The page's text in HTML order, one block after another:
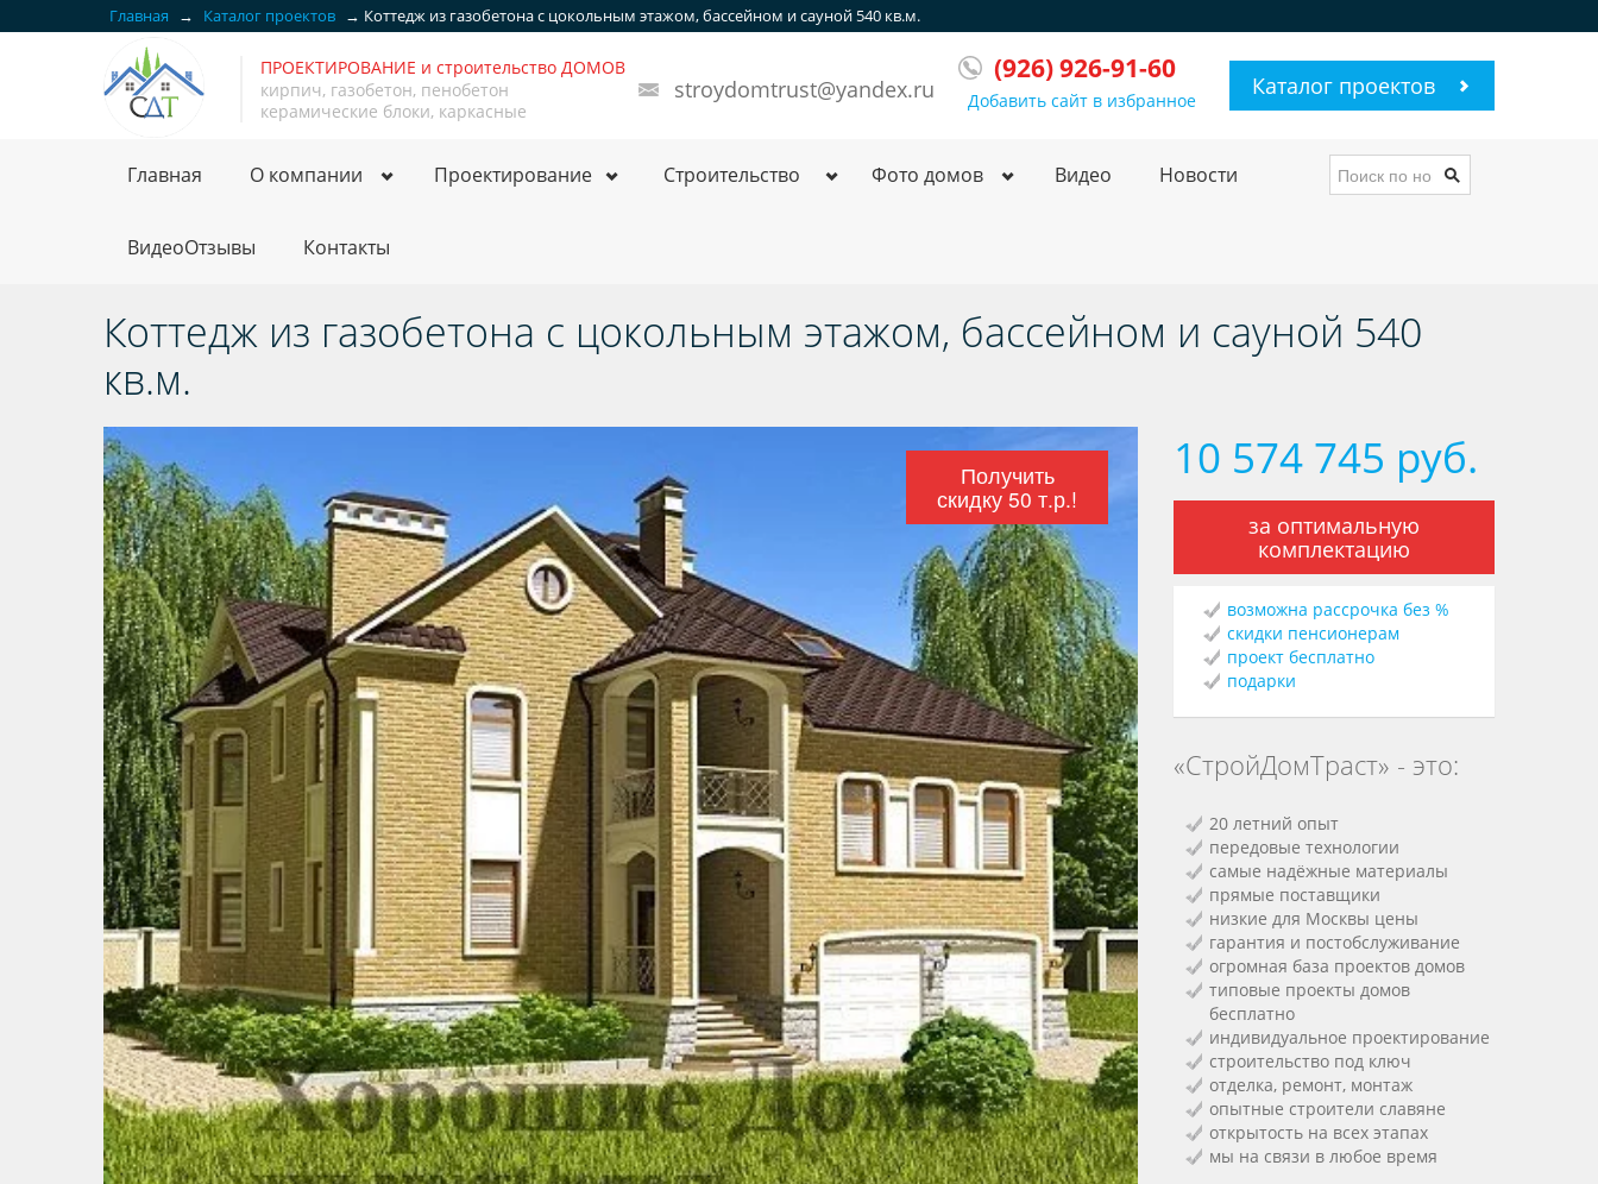
Главная → Каталог проектов → Коттедж из газобетона с цокольным этажом, бассейном и сауной 540 кв.м.
ПРОЕКТИРОВАНИЕ и строительство ДОМОВ
кирпич, газобетон, пенобетон
керамические блоки, каркасные
stroydomtrust@yandex.ru
(926) 926-91-60
Каталог проектов
Добавить сайт в избранное
Главная О компании Проектирование Строительство Фото домов Видео Новости
ВидеоОтзывы Контакты
Коттедж из газобетона с цокольным этажом, бассейном и сауной 540
кв.м.
Получить
скидку 50 т.р.!
10 574 745 руб.
за оптимальную
комплектацию
возможна рассрочка без %
скидки пенсионерам
проект бесплатно
подарки
«СтройДомТраст» - это:
20 летний опыт
передовые технологии
самые надёжные материалы
прямые поставщики
низкие для Москвы цены
гарантия и постобслуживание
огромная база проектов домов
типовые проекты домов
бесплатно
индивидуальное проектирование
строительство под ключ
отделка, ремонт, монтаж
опытные строители славяне
открытость на всех этапах
мы на связи в любое время